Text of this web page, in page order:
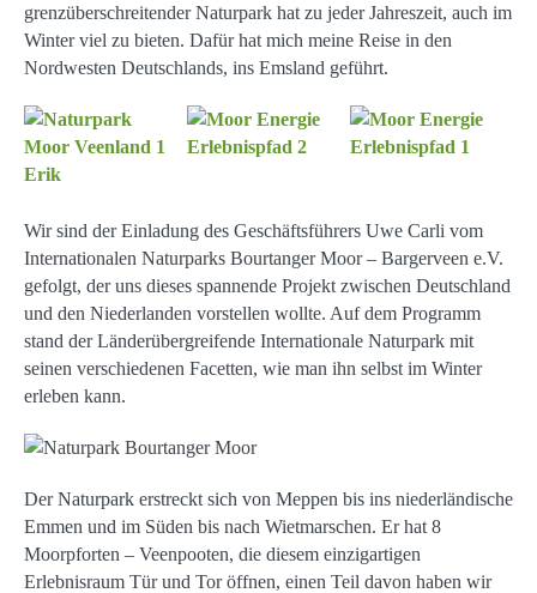
grenzüberschreitender Naturpark hat zu jeder Jahreszeit, auch im
Winter viel zu bieten. Dafür hat mich meine Reise in den
Nordwesten Deutschlands, ins Emsland geführt.
Wir sind der Einladung des Geschäftsführers Uwe Carli vom
Internationalen Naturparks Bourtanger Moor – Bargerveen e.V.
gefolgt, der uns dieses spannende Projekt zwischen Deutschland
und den Niederlanden vorstellen wollte. Auf dem Programm
stand der Länderübergreifende Internationale Naturpark mit
seinen verschiedenen Facetten, wie man ihn selbst im Winter
erleben kann.
Der Naturpark erstreckt sich von Meppen bis ins niederländische
Emmen und im Süden bis nach Wietmarschen. Er hat 8
Moorpforten – Veenpooten, die diesem einzigartigen
Erlebnisraum Tür und Tor öffnen, einen Teil davon haben wir